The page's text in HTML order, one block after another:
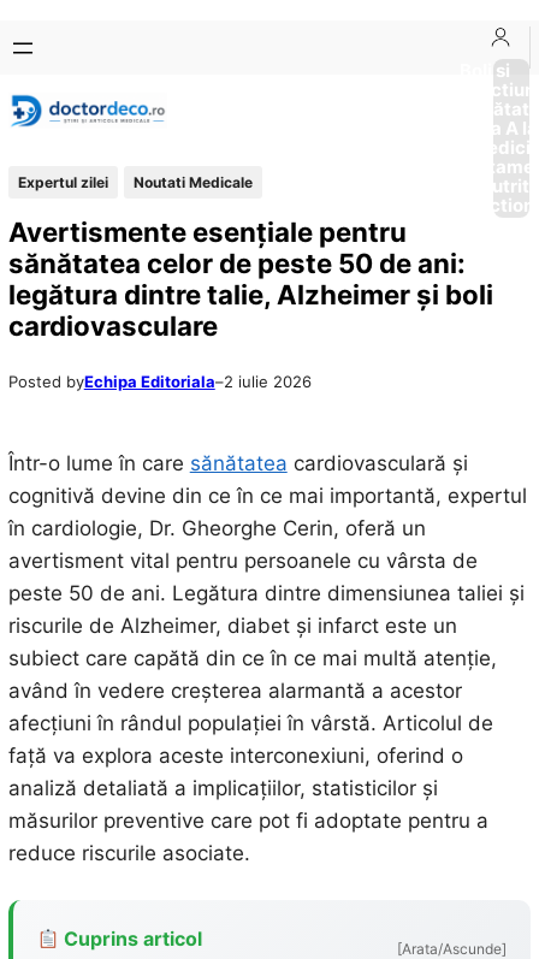
conținut
content
Boli si
Afectiuni
Sănătate
de la A
Expertul zilei Noutati Medicale
Avertismente esențiale pentru
sănătatea celor de peste 50 de ani:
legătura dintre talie, Alzheimer și boli
cardiovasculare
Posted byEchipa Editoriala–2 iulie 2026
Într-o lume în care sănătatea cardiovasculară și
cognitivă devine din ce în ce mai importantă, expertul
în cardiologie, Dr. Gheorghe Cerin, oferă un
avertisment vital pentru persoanele cu vârsta de
peste 50 de ani. Legătura dintre dimensiunea taliei și
riscurile de Alzheimer, diabet și infarct este un
subiect care capătă din ce în ce mai multă atenție,
având în vedere creșterea alarmantă a acestor
afecțiuni în rândul populației în vârstă. Articolul de
față va explora aceste interconexiuni, oferind o
analiză detaliată a implicațiilor, statisticilor și
măsurilor preventive care pot fi adoptate pentru a
reduce riscurile asociate.
Cuprins articol [Arata/Ascunde]